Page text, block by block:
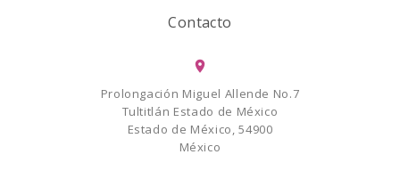
Contacto
Prolongación Miguel Allende No.7
Tultitlán Estado de México
Estado de México, 54900
México